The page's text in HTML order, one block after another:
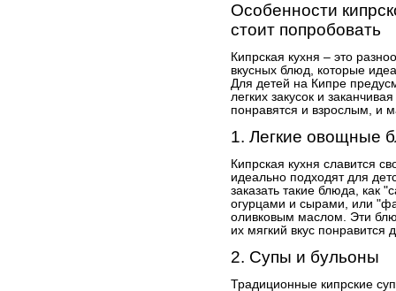
Особенности
стоит попробовать
Кипрская кухня – это
вкусных блюд, которые
Для детей на Кипре
легких закусок и
понравятся и взрослым, и
1. Легкие овощные
Кипрская кухня славится
идеально подходят для
заказать такие блюда, как
огурцами и сырами, или
оливковым маслом. Эти
их мягкий вкус понравится
2. Супы и бульоны
Традиционные кипрские